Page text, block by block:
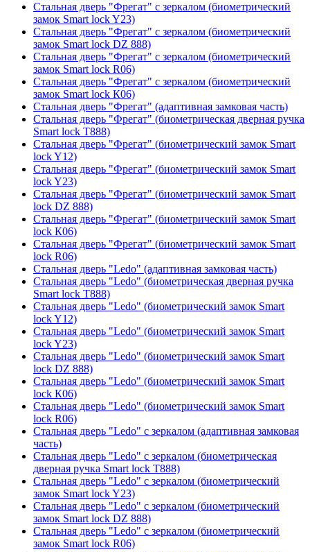
Стальная дверь "Фрегат" с зеркалом (биометрический
замок Smart lock Y23)
Стальная дверь "Фрегат" с зеркалом (биометрический
замок Smart lock DZ 888)
Стальная дверь "Фрегат" с зеркалом (биометрический
замок Smart lock R06)
Стальная дверь "Фрегат" с зеркалом (биометрический
замок Smart lock К06)
Стальная дверь "Фрегат" (адаптивная замковая часть)
Стальная дверь "Фрегат" (биометрическая дверная ручка
Smart lock T888)
Стальная дверь "Фрегат" (биометрический замок Smart
lock Y12)
Стальная дверь "Фрегат" (биометрический замок Smart
lock Y23)
Стальная дверь "Фрегат" (биометрический замок Smart
lock DZ 888)
Стальная дверь "Фрегат" (биометрический замок Smart
lock К06)
Стальная дверь "Фрегат" (биометрический замок Smart
lock R06)
Стальная дверь "Ledo" (адаптивная замковая часть)
Стальная дверь "Ledo" (биометрическая дверная ручка
Smart lock T888)
Стальная дверь "Ledo" (биометрический замок Smart
lock Y12)
Стальная дверь "Ledo" (биометрический замок Smart
lock Y23)
Стальная дверь "Ledo" (биометрический замок Smart
lock DZ 888)
Стальная дверь "Ledo" (биометрический замок Smart
lock К06)
Стальная дверь "Ledo" (биометрический замок Smart
lock R06)
Стальная дверь "Ledo" с зеркалом (адаптивная замковая
часть)
Стальная дверь "Ledo" с зеркалом (биометрическая
дверная ручка Smart lock T888)
Стальная дверь "Ledo" с зеркалом (биометрический
замок Smart lock Y23)
Стальная дверь "Ledo" с зеркалом (биометрический
замок Smart lock DZ 888)
Стальная дверь "Ledo" с зеркалом (биометрический
замок Smart lock R06)